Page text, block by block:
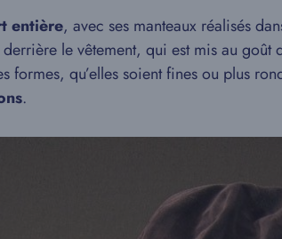
entière, avec ses manteaux réalisés
le vêtement, qui est mis au goût
qu’elles soient fines ou plus
.